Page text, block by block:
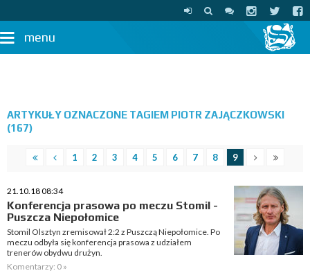
menu
ARTYKUŁY OZNACZONE TAGIEM PIOTR ZAJĄCZKOWSKI
(167)
1 2 3 4 5 6 7 8 9
21.10.18 08:34
Konferencja prasowa po meczu Stomil -
Puszcza Niepołomice
Stomil Olsztyn zremisował 2:2 z Puszczą Niepołomice. Po
meczu odbyła się konferencja prasowa z udziałem
trenerów obydwu drużyn.
Komentarzy: 0 »